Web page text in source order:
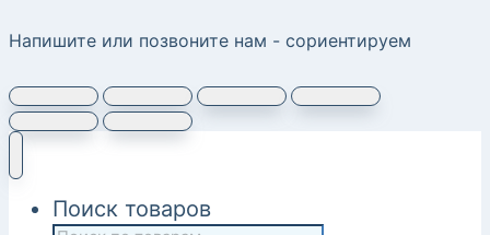
Напишите или позвоните нам - сориентируем
Поиск товаров